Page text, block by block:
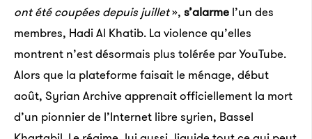
ont été coupées depuis juillet», s’alarme l’un des
membres, Hadi Al Khatib. La violence qu’elles
montrent n’est désormais plus tolérée par YouTube.
Alors que la plateforme faisait le ménage, début
août, Syrian Archive apprenait officiellement la mort
d’un pionnier de l’Internet libre syrien, Bassel